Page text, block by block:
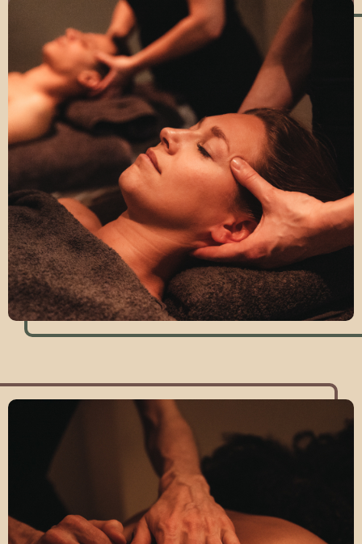
Bekijk onze massages